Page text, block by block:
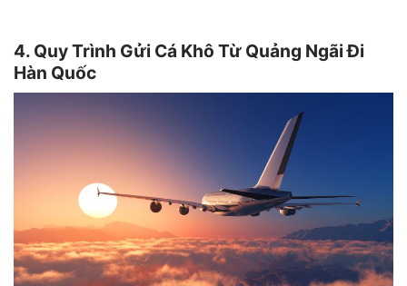
4. Quy Trình Gửi Cá Khô Từ Quảng Ngãi Đi
Hàn Quốc